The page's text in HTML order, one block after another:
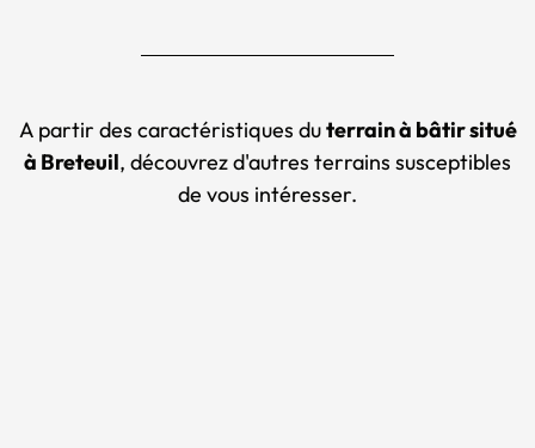
A partir des caractéristiques duterrain à bâtir situé
à Breteuil, découvrez d'autres terrains susceptibles
de vous intéresser.